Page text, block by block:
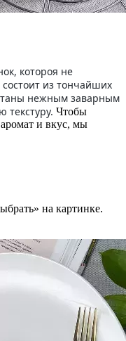
котороя не
из тончайших
нежным заварным
текстуру. Чтобы
и вкус, мы
на картинке.